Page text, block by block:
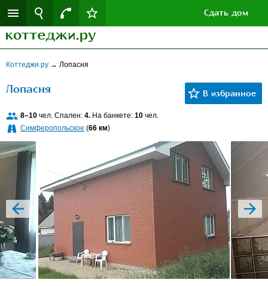
Сдать дом
Коттеджи.ру → Лопасня
Лопасня
8–10 чел. Спален: 4. На банкете: 10 чел.
Симферопольское (66 км)
prev next